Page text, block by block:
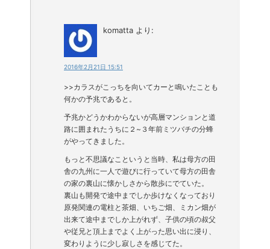
komatta より:
2016年2月21日 15:51
>>カラスがこっちを向いてカーと鳴いたことも
何かの予兆であると。
予兆かどうかわからないが高層マンションと道
路に囲まれたうちに２~３年前ミツバチの分蜂
がやってきました。
もっと不思議なこというと当時、私は母方の田
舎の九州に一人で遊びに行っていて母方の田舎
の家の裏山に懐かしさから散歩にでていた。
裏山も開発で途中までしか歩けなくなっており
原発関連の電柱と茶畑、いちご畑、ミカン畑が
出来て途中までしか上がれず、子供の頃の叔父
や従兄と頂上までよく上がった思い出に浸り、
変わりように少し寂しさを感じてた。